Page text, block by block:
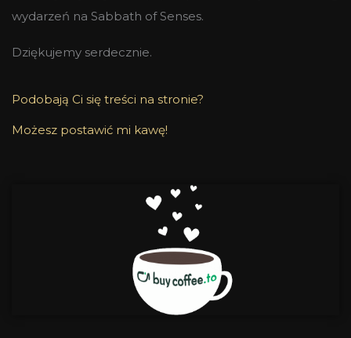
wydarzeń na Sabbath of Senses.
Dziękujemy serdecznie.
Podobają Ci się treści na stronie?
Możesz postawić mi kawę!